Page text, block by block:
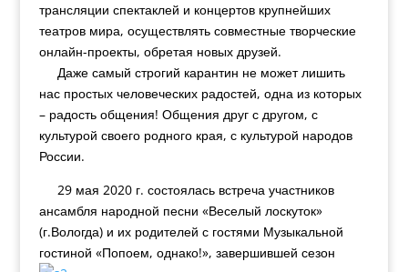
трансляции спектаклей и концертов крупнейших
театров мира, осуществлять совместные творческие
онлайн-проекты, обретая новых друзей.
Даже самый строгий карантин не может лишить
нас простых человеческих радостей, одна из которых
– радость общения! Общения друг с другом, с
культурой своего родного края, с культурой народов
России.
29 мая 2020 г. состоялась встреча участников
ансамбля народной песни «Веселый лоскуток»
(г.Вологда) и их родителей с гостями Музыкальной
гостиной «Попоем, однако!», завершившей сезон